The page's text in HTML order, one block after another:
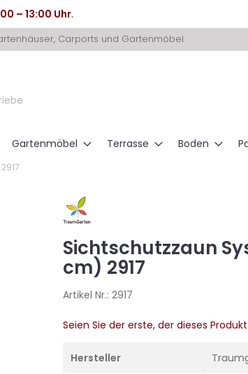
– 13:00 Uhr.
Carports und Gartenmöbel
Gartenmöbel Terrasse Boden
Sichtschutzzaun
cm) 2917
Artikel Nr.: 2917
Seien Sie der erste, der dieses
Hersteller